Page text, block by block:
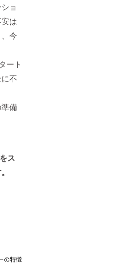
ョ
は
今
ート
不
備
ス